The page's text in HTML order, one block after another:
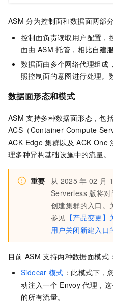
ASM 分为控制面和数据面两部分
控制面负责读取用户配置，
面由 ASM 托管，相比自建
数据面由多个网络代理组成
照控制面的意图进行处理。
数据面形态和模式
ASM 支持多种数据面形态，包
ACS（Container Compute
ACK Edge 集群以及 ACK One
理多种异构基础设施中的流量。
重要 从 2025 年 02 月
Serverless 版将
创建集群的入口。
参见 【产品变更】
用户关闭新建入口
目前 ASM 支持两种数据面模式：
Sidecar 模式 ：此模式下，
动注入一个 Envoy 代理，
的所有流量。